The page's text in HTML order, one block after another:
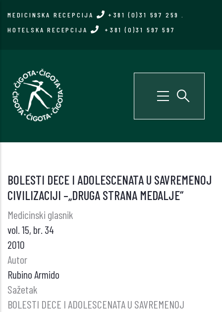
MEDICINSKA RECEPCIJA +381 (0)31 597 259
HOTELSKA RECEPCIJA
+381 (0)31 597 597
BOLESTI DECE I ADOLESCENATA U SAVREMENOJ
CIVILIZACIJI –„DRUGA STRANA MEDALJE“
Medicinski glasnik
vol. 15, br. 34
2010
Autor
Rubino Armido
Sažetak
BOLESTI DECE I ADOLESCENATA U SAVREMENOJ